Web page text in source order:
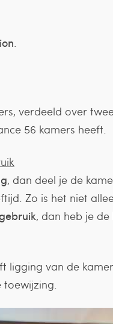
.
verdeeld over
56 kamers heeft.
, dan deel je de
Zo is het niet
, dan heb je
ligging van de
toewijzing.